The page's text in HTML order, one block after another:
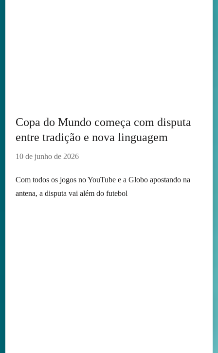
Copa do Mundo começa com disputa
entre tradição e nova linguagem
10 de junho de 2026
Com todos os jogos no YouTube e a Globo apostando na
antena, a disputa vai além do futebol